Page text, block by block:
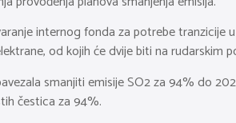
internog fonda za potrebe
od kojih će dvije biti na rudarskim
smanjiti emisije SO2 za 94% do
čestica za 94%.